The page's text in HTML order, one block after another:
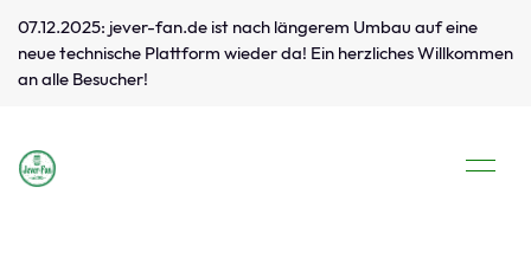
07.12.2025: jever-fan.de ist nach längerem Umbau auf eine
neue technische Plattform wieder da! Ein herzliches Willkommen
an alle Besucher!